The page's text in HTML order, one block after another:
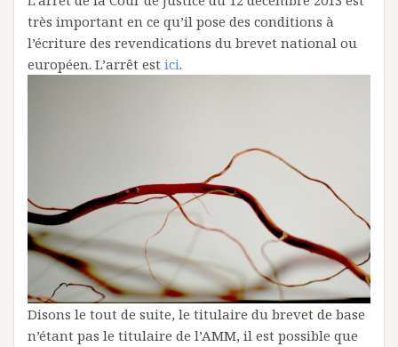
très important en ce qu’il pose des conditions à
l’écriture des revendications du brevet national ou
européen. L’arrêt est ici.
Disons le tout de suite, le titulaire du brevet de base
n’étant pas le titulaire de l’AMM, il est possible que